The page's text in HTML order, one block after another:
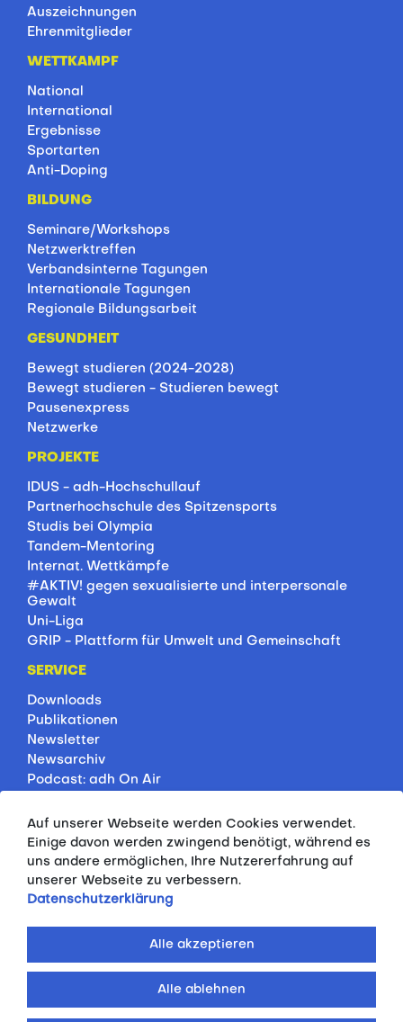
Auszeichnungen
Ehrenmitglieder
WETTKAMPF
National
International
Ergebnisse
Sportarten
Anti-Doping
BILDUNG
Seminare/Workshops
Netzwerktreffen
Verbandsinterne Tagungen
Internationale Tagungen
Regionale Bildungsarbeit
GESUNDHEIT
Bewegt studieren (2024-2028)
Bewegt studieren - Studieren bewegt
Pausenexpress
Netzwerke
PROJEKTE
IDUS - adh-Hochschullauf
Partnerhochschule des Spitzensports
Studis bei Olympia
Tandem-Mentoring
Internat. Wettkämpfe
#AKTIV! gegen sexualisierte und interpersonale
Gewalt
Uni-Liga
GRIP - Plattform für Umwelt und Gemeinschaft
SERVICE
Downloads
Publikationen
Newsletter
Newsarchiv
Podcast: adh On Air
Rankings
Servicepartner
HSP-Onlinekurse
© 2026 ALLGEMEINER DEUTSCHER
Auf unserer Webseite werden Cookies verwendet.
Einige davon werden zwingend benötigt, während es
uns andere ermöglichen, Ihre Nutzererfahrung auf
unserer Webseite zu verbessern.
Datenschutzerklärung
Alle ablehnen
Alle akzeptieren